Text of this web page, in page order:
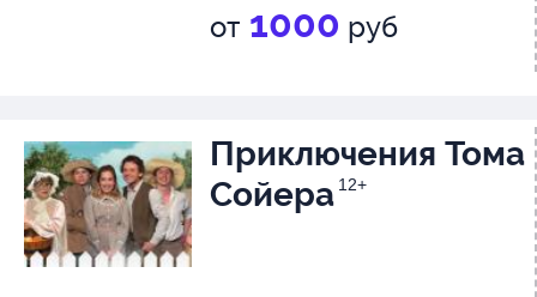
от 1000 руб
Приключения Тома
Сойера 12+